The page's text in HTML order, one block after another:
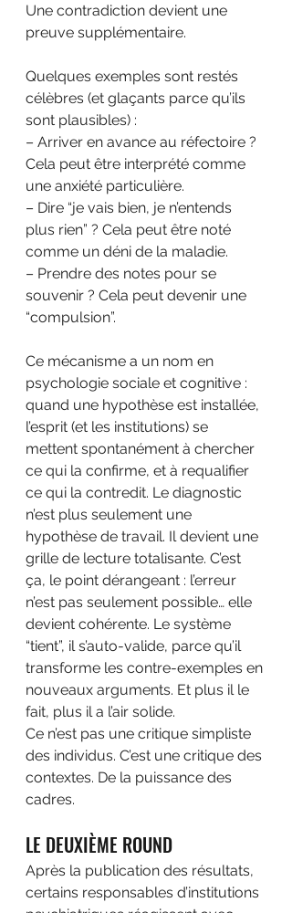
Une contradiction devient une
preuve supplémentaire.
Quelques exemples sont restés
célèbres (et glaçants parce qu’ils
sont plausibles) :
– Arriver en avance au réfectoire ?
Cela peut être interprété comme
une anxiété particulière.
– Dire “je vais bien, je n’entends
plus rien” ? Cela peut être noté
comme un déni de la maladie.
– Prendre des notes pour se
souvenir ? Cela peut devenir une
“compulsion”.
Ce mécanisme a un nom en
psychologie sociale et cognitive :
quand une hypothèse est installée,
l’esprit (et les institutions) se
mettent spontanément à chercher
ce qui la confirme, et à requalifier
ce qui la contredit. Le diagnostic
n’est plus seulement une
hypothèse de travail. Il devient une
grille de lecture totalisante. C’est
ça, le point dérangeant : l’erreur
n’est pas seulement possible… elle
devient cohérente. Le système
“tient”, il s’auto-valide, parce qu’il
transforme les contre-exemples en
nouveaux arguments. Et plus il le
fait, plus il a l’air solide.
Ce n’est pas une critique simpliste
des individus. C’est une critique des
contextes. De la puissance des
cadres.
LE DEUXIÈME ROUND
Après la publication des résultats,
certains responsables d’institutions